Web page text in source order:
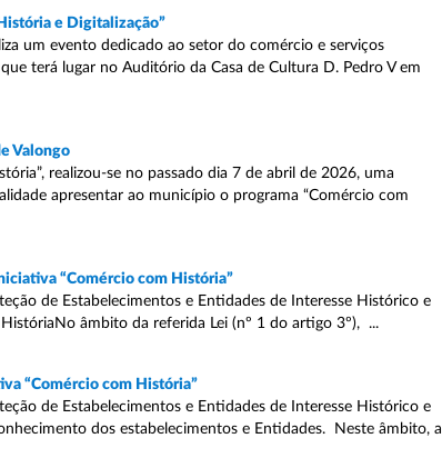
e Digitalização”
um evento dedicado ao setor do comércio e serviços
terá lugar no Auditório da Casa de Cultura D. Pedro V em
Valongo
realizou-se no passado dia 7 de abril de 2026, uma
apresentar ao município o programa “Comércio com
“Comércio com História”
de Estabelecimentos e Entidades de Interesse Histórico e
âmbito da referida Lei (nº 1 do artigo 3º), ...
“Comércio com História”
de Estabelecimentos e Entidades de Interesse Histórico e
dos estabelecimentos e Entidades. Neste âmbito, a